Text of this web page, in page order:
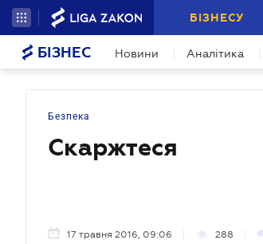
БІЗНЕСУ
БІЗНЕС Новини Аналітика
Безпека
Скаржтеся
17 травня 2016, 09:06 288